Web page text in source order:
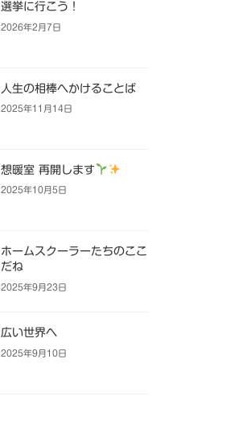
選挙に行こう！
2026年2月7日
人生の相棒へかけることば
2025年11月14日
想暖室 再開します
2025年10月5日
ホームスクーラーたちのここ
だね
2025年9月23日
広い世界へ
2025年9月10日